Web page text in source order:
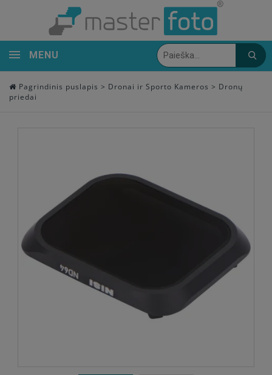
MENU
Pagrindinis puslapis > Dronai ir Sporto Kameros > Dronų
priedai